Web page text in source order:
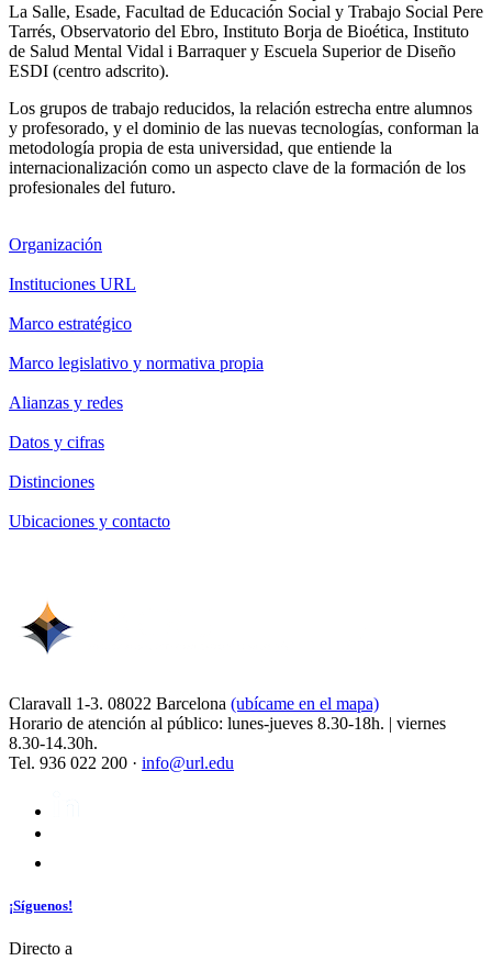
La Salle, Esade, Facultad de Educación Social y Trabajo Social Pere
Tarrés, Observatorio del Ebro, Instituto Borja de Bioética, Instituto
de Salud Mental Vidal i Barraquer y Escuela Superior de Diseño
ESDI (centro adscrito).
Los grupos de trabajo reducidos, la relación estrecha entre alumnos
y profesorado, y el dominio de las nuevas tecnologías, conforman la
metodología propia de esta universidad, que entiende la
internacionalización como un aspecto clave de la formación de los
profesionales del futuro.
Organización
Instituciones URL
Marco estratégico
Marco legislativo y normativa propia
Alianzas y redes
Datos y cifras
Distinciones
Ubicaciones y contacto
Claravall 1-3. 08022 Barcelona (ubícame en el mapa)
Horario de atención al público: lunes-jueves 8.30-18h. | viernes
8.30-14.30h.
Tel. 936 022 200 · info@url.edu
¡Síguenos!
Directo a